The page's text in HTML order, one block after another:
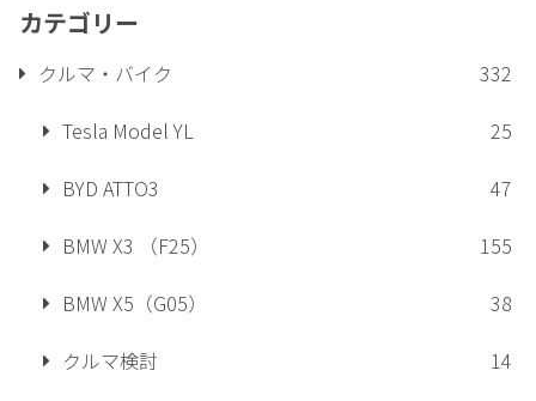
カテゴリー
クルマ・バイク
332
Tesla Model YL
25
BYD ATTO3
47
BMW X3 （F25）
155
BMW X5（G05）
38
クルマ検討
14